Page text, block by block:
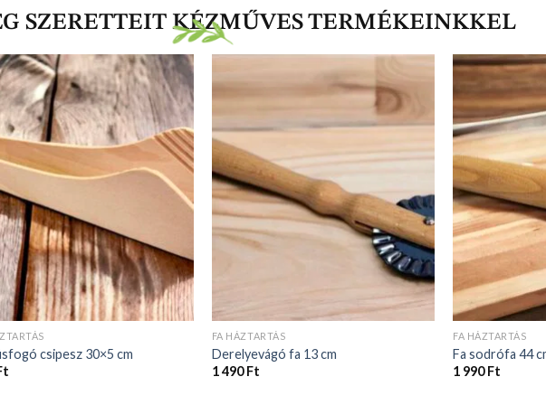
SZERETTEIT KÉZMŰVES TERMÉKEINKKEL
csipesz 30×5 cm
FA HÁZTARTÁS
Derelyevágó fa 13 cm
1 490Ft
FA HÁZTARTÁS
Fa sodrófa 44 cm
1 990Ft